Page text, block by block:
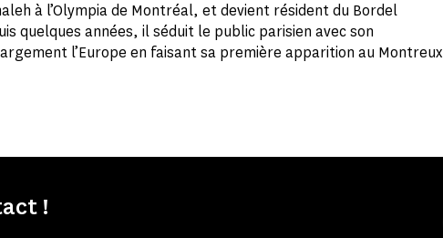
à l’Olympia de Montréal, et devient résident du Bordel
quelques années, il séduit le public parisien avec son
l’Europe en faisant sa première apparition au Montreux
!